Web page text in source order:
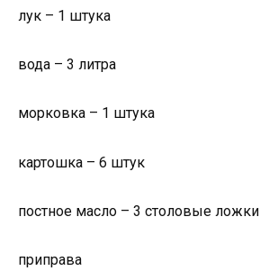
лук – 1 штука
вода – 3 литра
морковка – 1 штука
картошка – 6 штук
постное масло – 3 столовые ложки
приправа